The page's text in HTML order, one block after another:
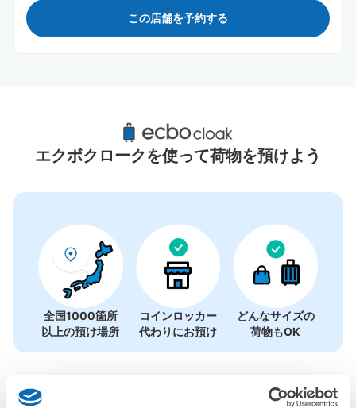
この店舗を予約する
前橋駅周辺のおすすめコインロッカー
1件
エクボクロークを使って荷物を預けよう
全国1000箇所
以上の預け場所
コインロッカー
代わりにお預け
どんなサイズの
荷物もOK